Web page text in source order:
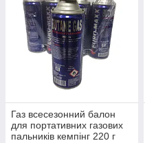
Газ всесезонний балон
для портативних газових
пальників кемпінг 220 г